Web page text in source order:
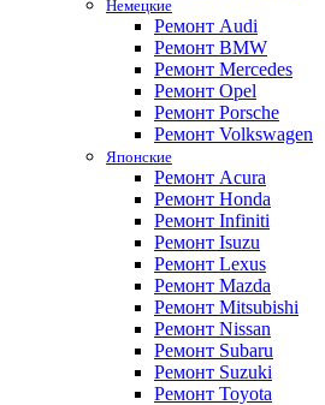
Немецкие
Ремонт Audi
Ремонт BMW
Ремонт Mercedes
Ремонт Opel
Ремонт Porsche
Ремонт Volkswagen
Японские
Ремонт Acura
Ремонт Honda
Ремонт Infiniti
Ремонт Isuzu
Ремонт Lexus
Ремонт Mazda
Ремонт Mitsubishi
Ремонт Nissan
Ремонт Subaru
Ремонт Suzuki
Ремонт Toyota